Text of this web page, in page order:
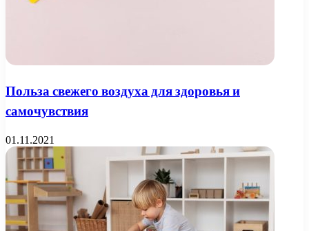
Польза свежего воздуха для здоровья и
самочувствия
01.11.2021